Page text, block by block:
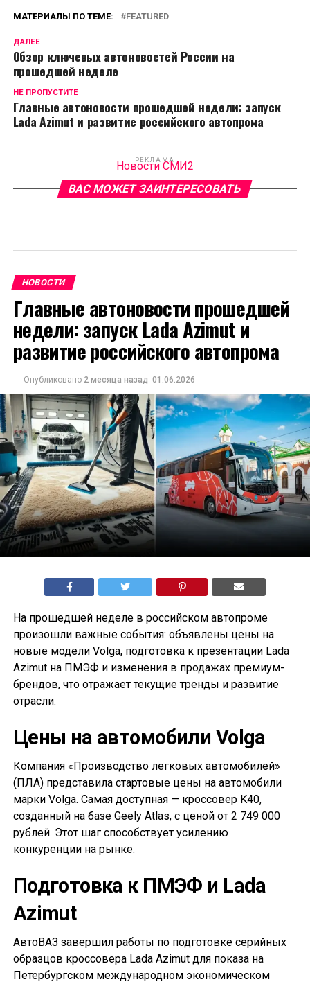
МАТЕРИАЛЫ ПО ТЕМЕ: FEATURED
ДАЛЕЕ
Обзор ключевых автоновостей России на
прошедшей неделе
НЕ ПРОПУСТИТЕ
Главные автоновости прошедшей недели: запуск
Lada Azimut и развитие российского автопрома
РЕКЛАМА
Новости СМИ2
ВАС МОЖЕТ ЗАИНТЕРЕСОВАТЬ
НОВОСТИ
Главные автоновости прошедшей
недели: запуск Lada Azimut и
развитие российского автопрома
Опубликовано 2 месяца назад 01.06.2026
На прошедшей неделе в российском автопроме
произошли важные события: объявлены цены на
новые модели Volga, подготовка к презентации Lada
Azimut на ПМЭФ и изменения в продажах премиум-
брендов, что отражает текущие тренды и развитие
отрасли.
Цены на автомобили Volga
Компания «Производство легковых автомобилей»
(ПЛА) представила стартовые цены на автомобили
марки Volga. Самая доступная — кроссовер K40,
созданный на базе Geely Atlas, с ценой от 2 749 000
рублей. Этот шаг способствует усилению
конкуренции на рынке.
Подготовка к ПМЭФ и Lada
Azimut
АвтоВАЗ завершил работы по подготовке серийных
образцов кроссовера Lada Azimut для показа на
Петербургском международном экономическом